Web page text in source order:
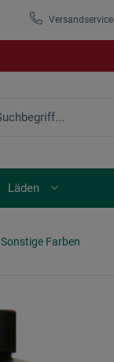
Versandservice
Läden
Sonstige Farben